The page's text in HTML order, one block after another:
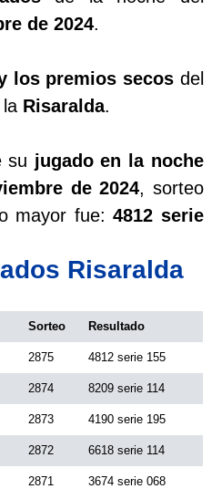
de 2024.
los premios secosdel
Risaralda.
su jugado en la noche
de 2024, sorteo
mayor fue:4812 serie
Risaralda
Sorteo Resultado
2875 4812 serie 155
2874 8209 serie 114
2873 4190 serie 195
2872 6618 serie 114
2871 3674 serie 068